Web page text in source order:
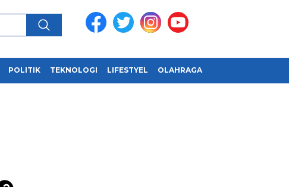
POLITIK TEKNOLOGI LIFESTYEL OLAHRAGA